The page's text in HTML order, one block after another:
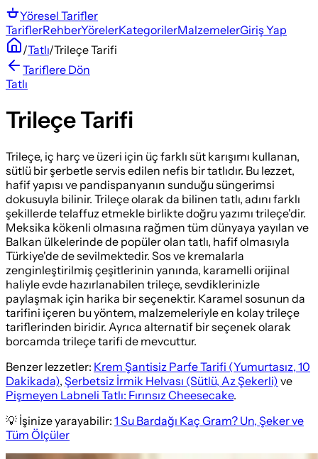
Yöresel Tarifler
TariflerRehberYörelerKategorilerMalzemelerGiriş Yap
/Tatlı/Trileçe Tarifi
Tariflere Dön
Tatlı
Trileçe Tarifi
Trileçe, iç harç ve üzeri için üç farklı süt karışımı kullanan,
sütlü bir şerbetle servis edilen nefis bir tatlıdır. Bu lezzet,
hafif yapısı ve pandispanyanın sunduğu süngerimsi
dokusuyla bilinir. Trileçe olarak da bilinen tatlı, adını farklı
şekillerde telaffuz etmekle birlikte doğru yazımı trileçe'dir.
Meksika kökenli olmasına rağmen tüm dünyaya yayılan ve
Balkan ülkelerinde de popüler olan tatlı, hafif olmasıyla
Türkiye'de de sevilmektedir. Sos ve kremalarla
zenginleştirilmiş çeşitlerinin yanında, karamelli orijinal
haliyle evde hazırlanabilen trileçe, sevdiklerinizle
paylaşmak için harika bir seçenektir. Karamel sosunun da
tarifini içeren bu yöntem, malzemeleriyle en kolay trileçe
tariflerinden biridir. Ayrıca alternatif bir seçenek olarak
borcamda trileçe tarifi de mevcuttur.
Benzer lezzetler: Krem Şantisiz Parfe Tarifi (Yumurtasız, 10
Dakikada), Şerbetsiz İrmik Helvası (Sütlü, Az Şekerli) ve
Pişmeyen Labneli Tatlı: Fırınsız Cheesecake.
💡 İşinize yarayabilir: 1 Su Bardağı Kaç Gram? Un, Şeker ve
Tüm Ölçüler